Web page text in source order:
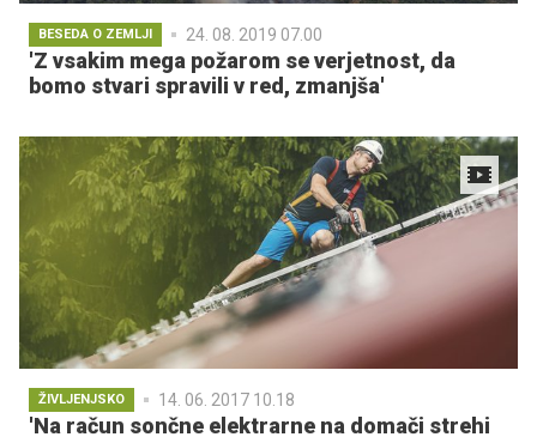
BESEDA O ZEMLJI 24. 08. 2019 07.00
'Z vsakim mega požarom se verjetnost, da
bomo stvari spravili v red, zmanjša'
ŽIVLJENJSKO 14. 06. 2017 10.18
'Na račun sončne elektrarne na domači strehi